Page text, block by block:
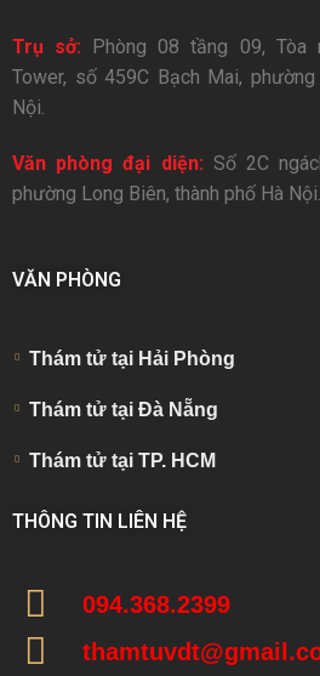
Trụ sở: Phòng 08 tầng 09, Tòa
Tower, số 459C Bạch Mai,
Nội.
Văn phòng đại diện: Số 2C
phường Long Biên, thành phố Hà Nội.
VĂN PHÒNG
Thám tử tại Hải Phòng
Thám tử tại Đà Nẵng
Thám tử tại TP. HCM
THÔNG TIN LIÊN HỆ
094.368.2399